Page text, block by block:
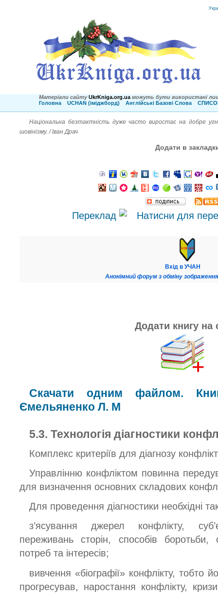
Матеріали сайту UkrKniga.org.ua можуть бути використані
Головна
UCHAN (іміджборд) Англійські Базові Слова
Національна безтактність дуже часто виростає на добре
шовінізму. / Іван Драч
Додати в
Переклад
Вхід в УЧАН
Анонімний форум з обміну
Додати книгу на
Скачати одним файлом.
Ємельяненко Л. М
5.3. Технологія діагностики
Комплекс критеріїв для діагнозу
Управлінню конфліктом повинна
для визначення основних складових
Для проведення діагностики необхідні
з’ясування джерел конфлікту,
переживань сторін, способів боротьби,
потреб та інтересів;
вивчення «біографії» конфлікту, тобто
прогресував, наростання конфлікту,